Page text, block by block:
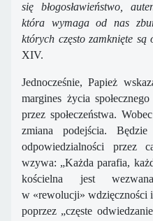
się błogosławieństwo,
która wymaga od nas
których często zamknięte są
XIV.
Jednocześnie, Papież
margines życia
przez społeczeństwa.
zmiana podejścia.
odpowiedzialności przez
wzywa: „Każda parafia,
kościelna jest
w «rewolucji» wdzięczności
poprzez „częste